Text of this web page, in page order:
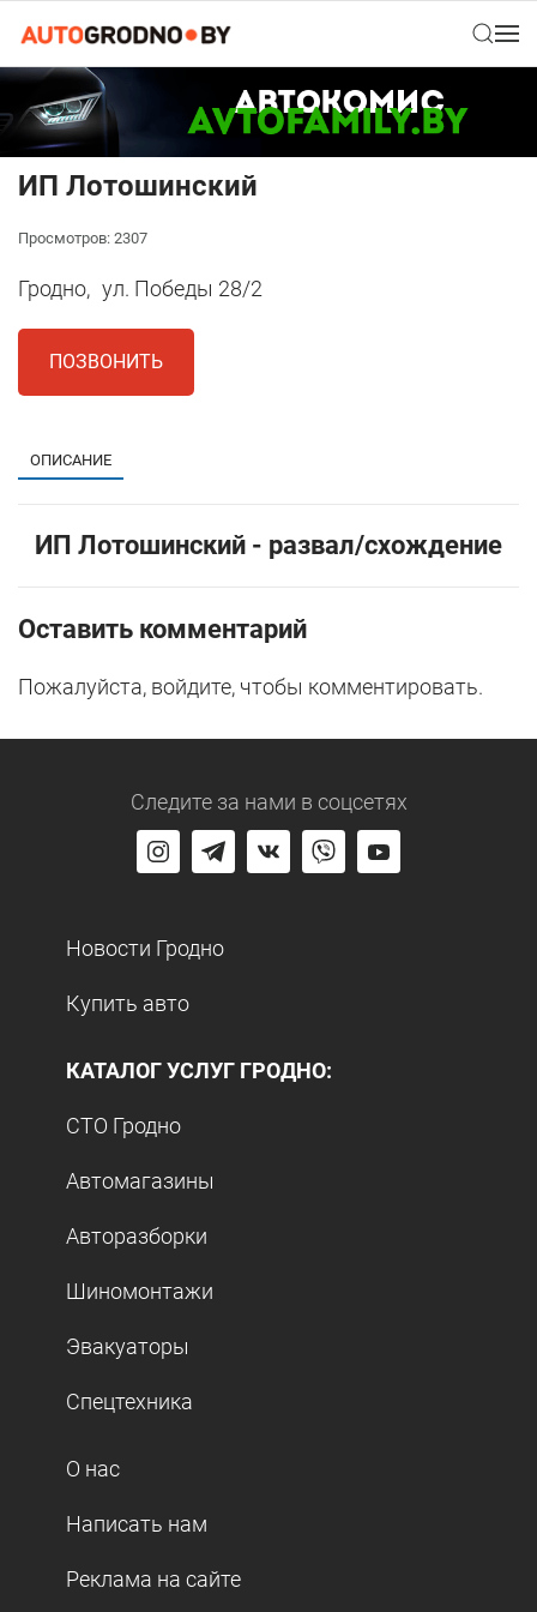
ИП Лотошинский
Просмотров: 2307
Гродно, ул. Победы 28/2
ПОЗВОНИТЬ
ОПИСАНИЕ
ИП Лотошинский - развал/схождение
Оставить комментарий
Пожалуйста, войдите, чтобы комментировать.
Следите за нами в соцсетях
Новости Гродно
Купить авто
КАТАЛОГ УСЛУГ ГРОДНО:
СТО Гродно
Автомагазины
Авторазборки
Шиномонтажи
Эвакуаторы
Спецтехника
О нас
Написать нам
Реклама на сайте